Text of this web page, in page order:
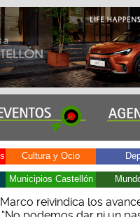
Cultura y Ocio
Municipios Castellón
reivindica los